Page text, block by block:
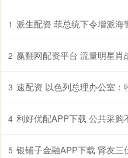
1 派生配资 菲总统下令增派海警船
2 赢翻网配资平台 流量明星肖战，为什么能
3 速配资 以色列总理办公室：
4 利好优配APP下载 公共采购
5 银铺子金融APP下载 肾友三伏天黄